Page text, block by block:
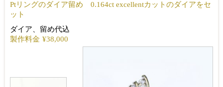
Ptリングのダイア留め 0.164ct excellentカットのダイアをセ
ット
ダイア、留め代込
製作料金 ¥38,000